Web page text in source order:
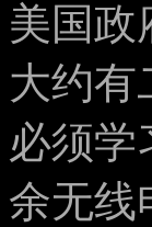
美国政
大约有
必须学
余无线